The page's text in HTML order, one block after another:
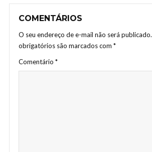
COMENTÁRIOS
O seu endereço de e-mail não será publicado.
obrigatórios são marcados com *
Comentário *